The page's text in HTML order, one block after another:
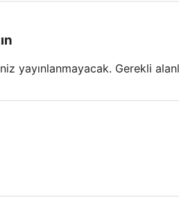
yayınlanmayacak. Gerekli